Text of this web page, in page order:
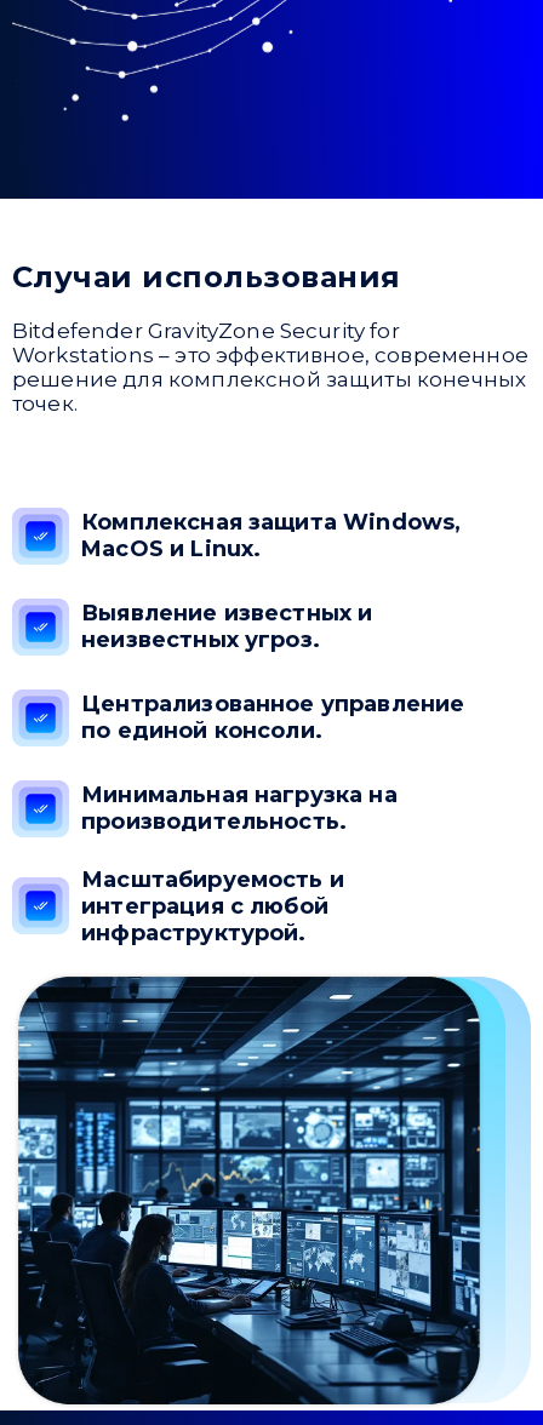
Случаи использования
Bitdefender GravityZone Security for
Workstations – это эффективное, современное
решение для комплексной защиты конечных
точек.
Комплексная защита Windows,
MacOS и Linux.
Выявление известных и
неизвестных угроз.
Централизованное управление
по единой консоли.
Минимальная нагрузка на
производительность.
Масштабируемость и
интеграция с любой
инфраструктурой.
Привіт 👋, чим тобі допомогти?
Ми зазвичай відповідаємо дуже швидко
Надіслати повідомлення